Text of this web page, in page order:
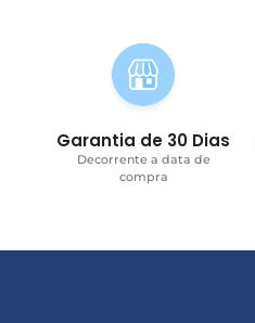
Garantia de 30 Dias
Decorrente a data de
compra